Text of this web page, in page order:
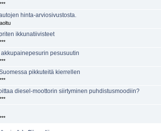
hinta-arviosivustosta.
ikkunatiivisteet
akkupainepesurin pesusuutin
pikkuteitä kierrellen
diesel-moottorin siirtyminen puhdistusmoodiin?